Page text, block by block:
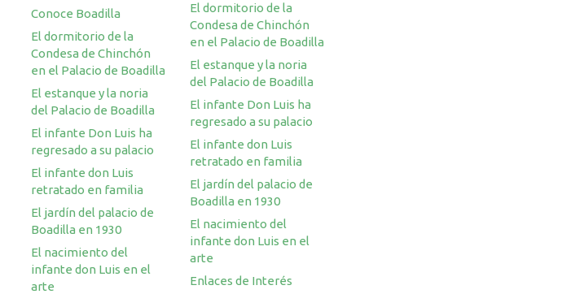
Conoce Boadilla
El dormitorio de la
Condesa de Chinchón
en el Palacio de Boadilla
El estanque y la noria
del Palacio de Boadilla
El infante Don Luis ha
regresado a su palacio
El infante don Luis
retratado en familia
El jardín del palacio de
Boadilla en 1930
El nacimiento del
infante don Luis en el
arte
El dormitorio de la
Condesa de Chinchón
en el Palacio de Boadilla
El estanque y la noria
del Palacio de Boadilla
El infante Don Luis ha
regresado a su palacio
El infante don Luis
retratado en familia
El jardín del palacio de
Boadilla en 1930
El nacimiento del
infante don Luis en el
arte
Enlaces de Interés